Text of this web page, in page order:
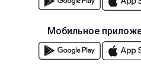
Мобильное